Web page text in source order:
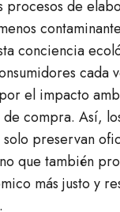
procesos de
conciencia
cada
el impacto
de compra. Así,
solo preservan
que también
más justo y